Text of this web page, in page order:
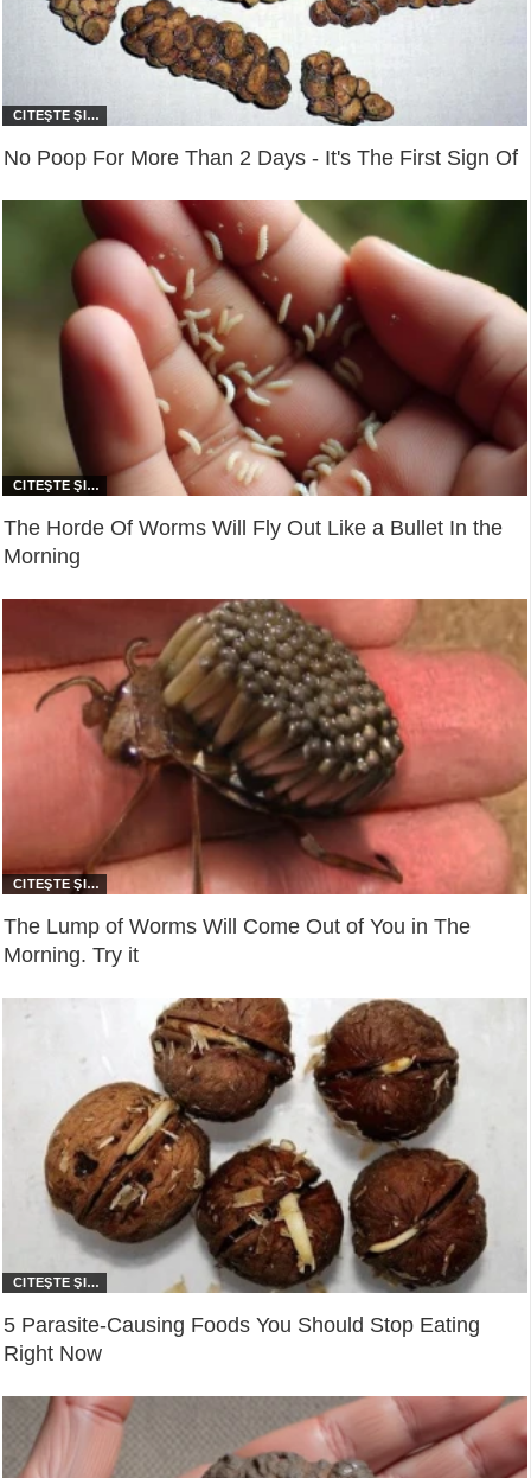
No Poop For More Than 2 Days - It's The First Sign Of
The Horde Of Worms Will Fly Out Like a Bullet In the
Morning
The Lump of Worms Will Come Out of You in The
Morning. Try it
5 Parasite-Causing Foods You Should Stop Eating
Right Now